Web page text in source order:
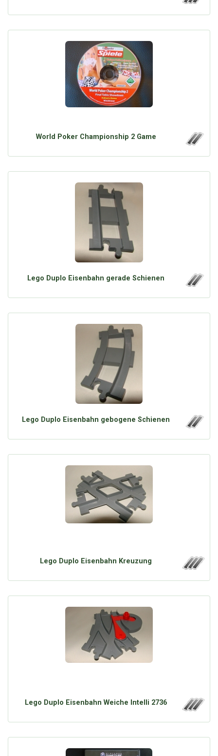
Über Tauschbu↔de
Kategorien
World Poker Championship 2 Game
Lego Duplo Eisenbahn gerade Schienen
Lego Duplo Eisenbahn gebogene Schienen
Lego Duplo Eisenbahn Kreuzung
Lego Duplo Eisenbahn Weiche Intelli 2736